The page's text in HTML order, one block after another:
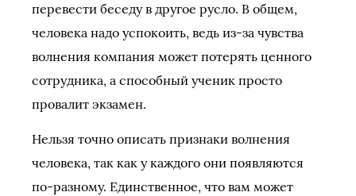
перевести беседу в другое русло. В общем,
человека надо успокоить, ведь из-за чувства
волнения компания может потерять ценного
сотрудника, а способный ученик просто
провалит экзамен.
Нельзя точно описать признаки волнения
человека, так как у каждого они появляются
по-разному. Единственное, что вам может